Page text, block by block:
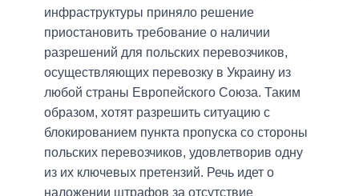
инфраструктуры приняло решение
приостановить требование о наличии
разрешений для польских перевозчиков,
осуществляющих перевозку в Украину из
любой страны Европейского Союза. Таким
образом, хотят разрешить ситуацию с
блокированием пункта пропуска со стороны
польских перевозчиков, удовлетворив одну
из их ключевых претензий. Речь идет о
наложении штрафов за отсутствие